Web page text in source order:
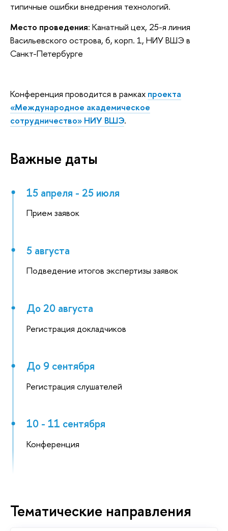
типичные ошибки внедрения технологий.
Место проведения: Канатный цех, 25-я линия
Васильевского острова, 6, корп. 1, НИУ ВШЭ в
Санкт-Петербурге
Конференция проводится в рамках проекта
«Международное академическое
сотрудничество» НИУ ВШЭ.
Важные даты
15 апреля - 25 июля
Прием заявок
5 августа
Подведение итогов экспертизы заявок
До 20 августа
Регистрация докладчиков
До 9 сентября
Регистрация слушателей
10 - 11 сентября
Конференция
Тематические направления